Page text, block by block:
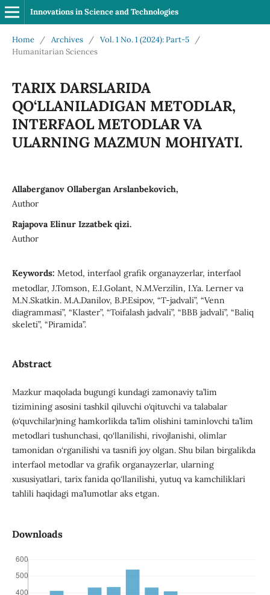
Innovations in Science and Technologies
Home / Archives / Vol. 1 No. 1 (2024): Part-5
/
Humanitarian Sciences
TARIX DARSLARIDA
QO‘LLANILADIGAN METODLAR,
INTERFAOL METODLAR VA
ULARNING MAZMUN MOHIYATI.
Allaberganov Ollabergan Arslanbekovich,
Author
Rajapova Elinur Izzatbek qizi.
Author
Keywords: Metod, interfaol grafik organayzerlar, interfaol
metodlar, J.Tomson, E.I.Golant, N.M.Verzilin, I.Ya. Lerner va
M.N.Skatkin. M.A.Danilov, B.P.Esipov, “T-jadvali”, “Venn
diagrammasi”, “Klaster”, “Toifalash jadvali”, “BBB jadvali”, “Baliq
skeleti”, “Piramida”.
Abstract
Mazkur maqolada bugungi kundagi zamonaviy ta’lim
tizimining asosini tashkil qiluvchi o‘qituvchi va talabalar
(o‘quvchilar)ning hamkorlikda ta’lim olishini taminlovchi ta’lim
metodlari tushunchasi, qo‘llanilishi, rivojlanishi, olimlar
tamonidan o‘rganilishi va tasnifi joy olgan. Shu bilan birgalikda
interfaol metodlar va grafik organayzerlar, ularning
xususiyatlari, tarix fanida qo‘llanilishi, yutuq va kamchiliklari
tahlili haqidagi ma’lumotlar aks etgan.
Downloads